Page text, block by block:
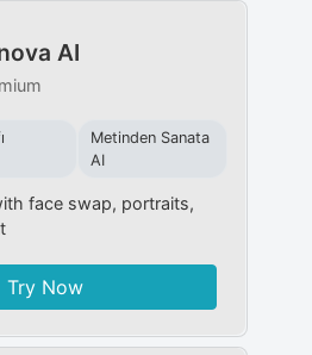
AI
Metinden Sanata
AI
face swap, portraits,
Try Now